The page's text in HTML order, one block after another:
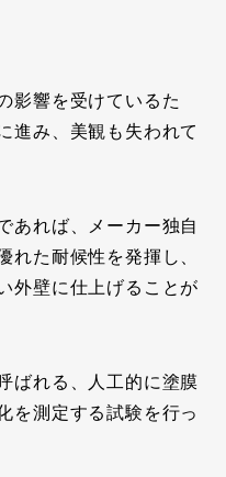
影響を受けているた
進み、美観も失われて
あれば、メーカー独自
れた耐候性を発揮し、
外壁に仕上げることが
ばれる、人工的に塗膜
を測定する試験を行っ